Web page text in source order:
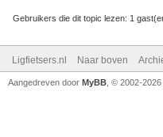
Gebruikers die dit topic lezen: 1
Ligfietsers.nl Naar boven
Aangedreven door MyBB , © 2002-2026